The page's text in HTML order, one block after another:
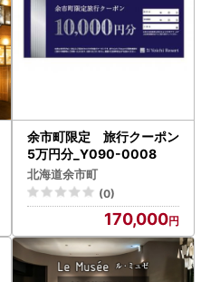
余市町限定 旅行クーポン
5万円分_Y090-0008
北海道余市町
(0)
170,000